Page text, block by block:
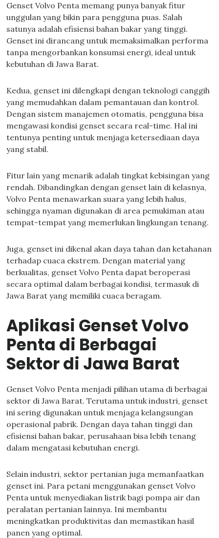
Genset Volvo Penta memang punya banyak fitur
unggulan yang bikin para pengguna puas. Salah
satunya adalah efisiensi bahan bakar yang tinggi.
Genset ini dirancang untuk memaksimalkan performa
tanpa mengorbankan konsumsi energi, ideal untuk
kebutuhan di Jawa Barat.
Kedua, genset ini dilengkapi dengan teknologi canggih
yang memudahkan dalam pemantauan dan kontrol.
Dengan sistem manajemen otomatis, pengguna bisa
mengawasi kondisi genset secara real-time. Hal ini
tentunya penting untuk menjaga ketersediaan daya
yang stabil.
Fitur lain yang menarik adalah tingkat kebisingan yang
rendah. Dibandingkan dengan genset lain di kelasnya,
Volvo Penta menawarkan suara yang lebih halus,
sehingga nyaman digunakan di area pemukiman atau
tempat-tempat yang memerlukan lingkungan tenang.
Juga, genset ini dikenal akan daya tahan dan ketahanan
terhadap cuaca ekstrem. Dengan material yang
berkualitas, genset Volvo Penta dapat beroperasi
secara optimal dalam berbagai kondisi, termasuk di
Jawa Barat yang memiliki cuaca beragam.
Aplikasi Genset Volvo
Penta di Berbagai
Sektor di Jawa Barat
Genset Volvo Penta menjadi pilihan utama di berbagai
sektor di Jawa Barat. Terutama untuk industri, genset
ini sering digunakan untuk menjaga kelangsungan
operasional pabrik. Dengan daya tahan tinggi dan
efisiensi bahan bakar, perusahaan bisa lebih tenang
dalam mengatasi kebutuhan energi.
Selain industri, sektor pertanian juga memanfaatkan
genset ini. Para petani menggunakan genset Volvo
Penta untuk menyediakan listrik bagi pompa air dan
peralatan pertanian lainnya. Ini membantu
meningkatkan produktivitas dan memastikan hasil
panen yang optimal.